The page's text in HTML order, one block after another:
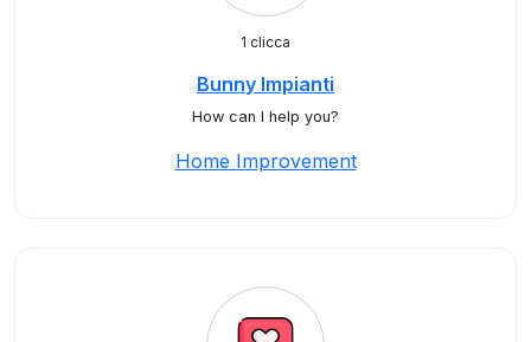
1 clicca
Bunny Impianti
How can I help you?
Home Improvement